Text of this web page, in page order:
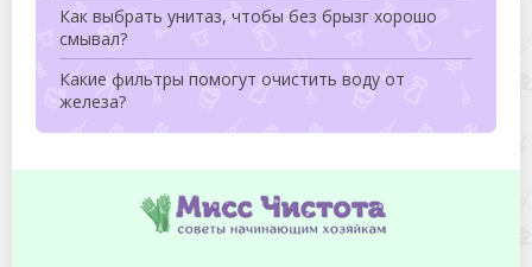
Как выбрать унитаз, чтобы без брызг хорошо
смывал?
Какие фильтры помогут очистить воду от
железа?